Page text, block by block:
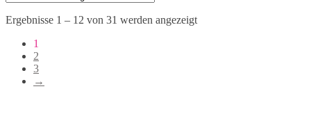
Ergebnisse 1 – 12 von 31 werden angezeigt
1
2
3
→